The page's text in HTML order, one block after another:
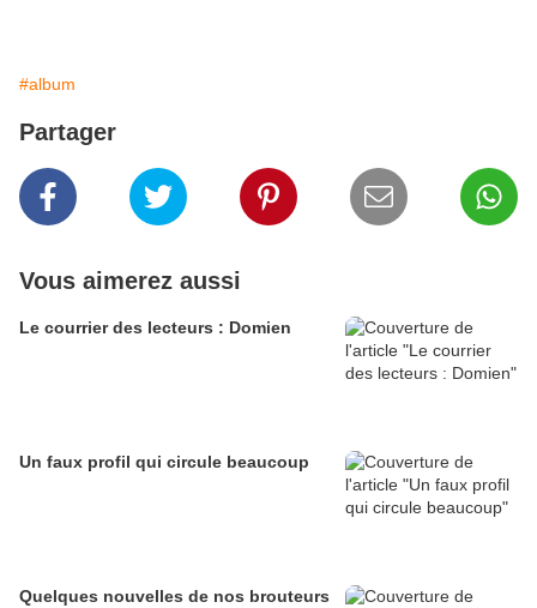
#album
Partager
Vous aimerez aussi
Le courrier des lecteurs : Domien
Un faux profil qui circule beaucoup
Quelques nouvelles de nos brouteurs